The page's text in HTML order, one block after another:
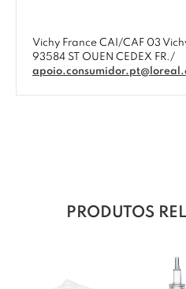
Vichy France CAI/CAF 03
93584 ST OUEN CEDEX FR./
PRODUTOS